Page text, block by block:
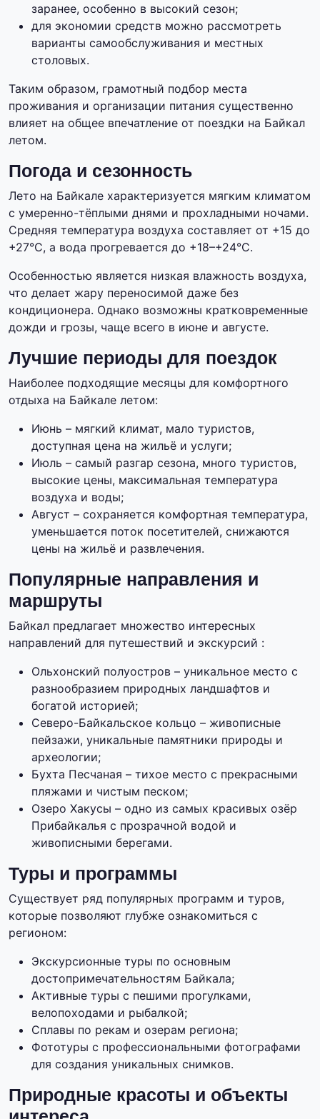
заранее, особенно в высокий сезон;
для экономии средств можно рассмотреть
варианты самообслуживания и местных
столовых.
Таким образом, грамотный подбор места
проживания и организации питания существенно
влияет на общее впечатление от поездки на Байкал
летом.
Погода и сезонность
Лето на Байкале характеризуется мягким климатом
с умеренно-тёплыми днями и прохладными ночами.
Средняя температура воздуха составляет от +15 до
+27°C, а вода прогревается до +18–+24°C.
Особенностью является низкая влажность воздуха,
что делает жару переносимой даже без
кондиционера. Однако возможны кратковременные
дожди и грозы, чаще всего в июне и августе.
Лучшие периоды для поездок
Наиболее подходящие месяцы для комфортного
отдыха на Байкале летом:
Июнь – мягкий климат, мало туристов,
доступная цена на жильё и услуги;
Июль – самый разгар сезона, много туристов,
высокие цены, максимальная температура
воздуха и воды;
Август – сохраняется комфортная температура,
уменьшается поток посетителей, снижаются
цены на жильё и развлечения.
Популярные направления и
маршруты
Байкал предлагает множество интересных
направлений для путешествий и экскурсий :
Ольхонский полуостров – уникальное место с
разнообразием природных ландшафтов и
богатой историей;
Северо-Байкальское кольцо – живописные
пейзажи, уникальные памятники природы и
археологии;
Бухта Песчаная – тихое место с прекрасными
пляжами и чистым песком;
Озеро Хакусы – одно из самых красивых озёр
Прибайкалья с прозрачной водой и
живописными берегами.
Туры и программы
Существует ряд популярных программ и туров,
которые позволяют глубже ознакомиться с
регионом:
Экскурсионные туры по основным
достопримечательностям Байкала;
Активные туры с пешими прогулками,
велопоходами и рыбалкой;
Сплавы по рекам и озерам региона;
Фототуры с профессиональными фотографами
для создания уникальных снимков.
Природные красоты и объекты